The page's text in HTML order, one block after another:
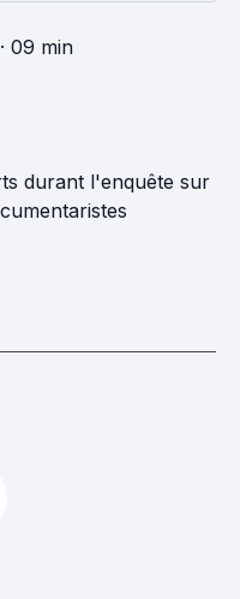
· 09 min
durant l'enquête sur